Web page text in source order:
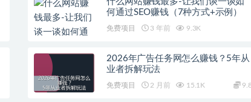
何通过SEO赚钱（7种方式+示例）
免费项目 3 年前 9.3K
2026年广告任务网怎么赚钱？5年从
业者拆解玩法
免费项目 2 月前 15.1K